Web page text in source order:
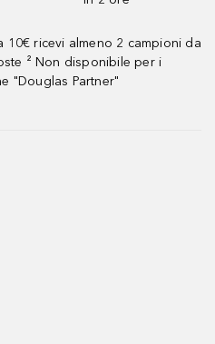
ricevi almeno 2 campioni da
² Non disponibile per i
"Douglas Partner"